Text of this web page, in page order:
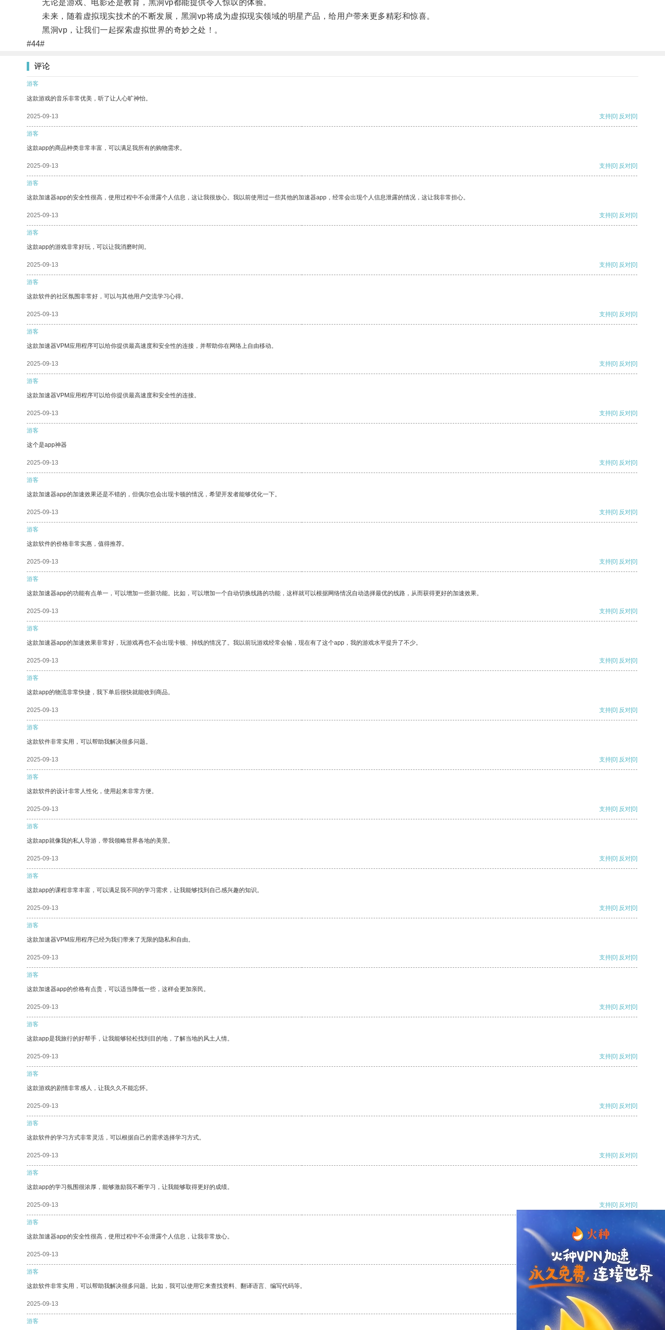
无论是游戏、电影还是教育，黑洞vp都能提供令人惊叹的体验。
未来，随着虚拟现实技术的不断发展，黑洞vp将成为虚拟现实领域的明星产品，给用户带来更多精彩和惊喜。
黑洞vp，让我们一起探索虚拟世界的奇妙之处！。
#44#
评论
游客
这款游戏的音乐非常优美，听了让人心旷神怡。
2025-09-13 支持[0] 反对[0]
游客
这款app的商品种类非常丰富，可以满足我所有的购物需求。
2025-09-13 支持[0] 反对[0]
游客
这款加速器app的安全性很高，使用过程中不会泄露个人信息，这让我很放心。我以前使用过一些其他的加速器app，经常会出现个人信息泄露的情况，这让我非常担心。
2025-09-13 支持[0] 反对[0]
游客
这款app的游戏非常好玩，可以让我消磨时间。
2025-09-13 支持[0] 反对[0]
游客
这款软件的社区氛围非常好，可以与其他用户交流学习心得。
2025-09-13 支持[0] 反对[0]
游客
这款加速器VPM应用程序可以给你提供最高速度和安全性的连接，并帮助你在网络上自由移动。
2025-09-13 支持[0] 反对[0]
游客
这款加速器VPM应用程序可以给你提供最高速度和安全性的连接。
2025-09-13 支持[0] 反对[0]
游客
这个是app神器
2025-09-13 支持[0] 反对[0]
游客
这款加速器app的加速效果还是不错的，但偶尔也会出现卡顿的情况，希望开发者能够优化一下。
2025-09-13 支持[0] 反对[0]
游客
这款软件的价格非常实惠，值得推荐。
2025-09-13 支持[0] 反对[0]
游客
这款加速器app的功能有点单一，可以增加一些新功能。比如，可以增加一个自动切换线路的功能，这样就可以根据网络情况自动选择最优的线路，从而获得更好的加速效果。
2025-09-13 支持[0] 反对[0]
游客
这款加速器app的加速效果非常好，玩游戏再也不会出现卡顿、掉线的情况了。我以前玩游戏经常会输，现在有了这个app，我的游戏水平提升了不少。
2025-09-13 支持[0] 反对[0]
游客
这款app的物流非常快捷，我下单后很快就能收到商品。
2025-09-13 支持[0] 反对[0]
游客
这款软件非常实用，可以帮助我解决很多问题。
2025-09-13 支持[0] 反对[0]
游客
这款软件的设计非常人性化，使用起来非常方便。
2025-09-13 支持[0] 反对[0]
游客
这款app就像我的私人导游，带我领略世界各地的美景。
2025-09-13 支持[0] 反对[0]
游客
这款app的课程非常丰富，可以满足我不同的学习需求，让我能够找到自己感兴趣的知识。
2025-09-13 支持[0] 反对[0]
游客
这款加速器VPM应用程序已经为我们带来了无限的隐私和自由。
2025-09-13 支持[0] 反对[0]
游客
这款加速器app的价格有点贵，可以适当降低一些，这样会更加亲民。
2025-09-13 支持[0] 反对[0]
游客
这款app是我旅行的好帮手，让我能够轻松找到目的地，了解当地的风土人情。
2025-09-13 支持[0] 反对[0]
游客
这款游戏的剧情非常感人，让我久久不能忘怀。
2025-09-13 支持[0] 反对[0]
游客
这款软件的学习方式非常灵活，可以根据自己的需求选择学习方式。
2025-09-13 支持[0] 反对[0]
游客
这款app的学习氛围很浓厚，能够激励我不断学习，让我能够取得更好的成绩。
2025-09-13 支持[0] 反对[0]
游客
这款加速器app的安全性很高，使用过程中不会泄露个人信息，让我非常放心。
2025-09-13 支持[0] 反对
游客
这款软件非常实用，可以帮助我解决很多问题。比如，我可以使用它来查找资料、翻译语言、编写代码等。
2025-09-13 支持
游客